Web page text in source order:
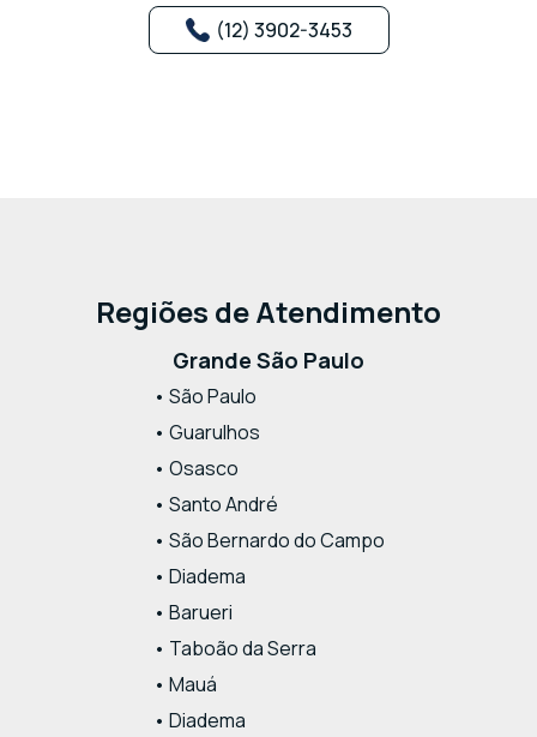
(12) 3902-3453
Regiões de Atendimento
Grande São Paulo
• São Paulo
• Guarulhos
• Osasco
• Santo André
• São Bernardo do Campo
• Diadema
• Barueri
• Taboão da Serra
• Mauá
• Diadema